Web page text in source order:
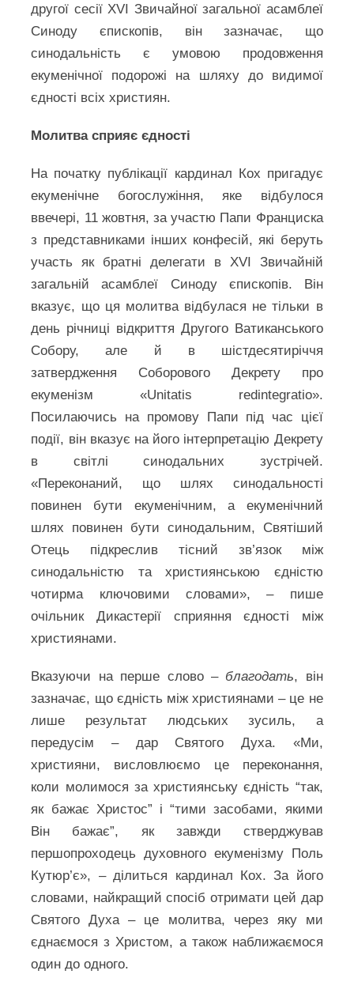
другої сесії XVI Звичайної загальної асамблеї
Синоду єпископів, він зазначає, що
синодальність є умовою продовження
екуменічної подорожі на шляху до видимої
єдності всіх християн.
Молитва сприяє єдності
На початку публікації кардинал Кох пригадує
екуменічне богослужіння, яке відбулося
ввечері, 11 жовтня, за участю Папи Франциска
з представниками інших конфесій, які беруть
участь як братні делегати в XVI Звичайній
загальній асамблеї Синоду єпископів. Він
вказує, що ця молитва відбулася не тільки в
день річниці відкриття Другого Ватиканського
Собору, але й в шістдесятиріччя
затвердження Соборового Декрету про
екуменізм «Unitatis redintegratio».
Посилаючись на промову Папи під час цієї
події, він вказує на його інтерпретацію Декрету
в світлі синодальних зустрічей.
«Переконаний, що шлях синодальності
повинен бути екуменічним, а екуменічний
шлях повинен бути синодальним, Святіший
Отець підкреслив тісний зв’язок між
синодальністю та християнською єдністю
чотирма ключовими словами», – пише
очільник Дикастерії сприяння єдності між
християнами.
Вказуючи на перше слово – благодать, він
зазначає, що єдність між християнами – це не
лише результат людських зусиль, а
передусім – дар Святого Духа. «Ми,
християни, висловлюємо це переконання,
коли молимося за християнську єдність “так,
як бажає Христос” і “тими засобами, якими
Він бажає”, як завжди стверджував
першопроходець духовного екуменізму Поль
Кутюр’є», – ділиться кардинал Кох. За його
словами, найкращий спосіб отримати цей дар
Святого Духа – це молитва, через яку ми
єднаємося з Христом, а також наближаємося
один до одного.